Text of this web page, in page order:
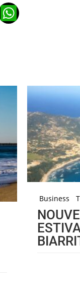
WhatsApp
Business